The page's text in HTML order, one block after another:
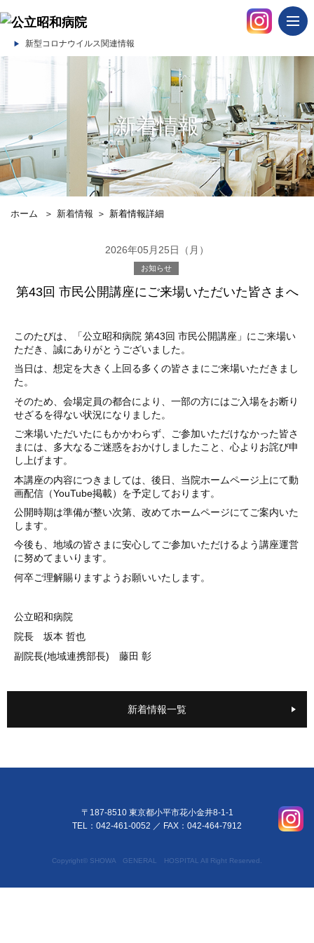
新型コロナウイルス関連情報
新着情報
ホーム ＞ 新着情報 ＞ 新着情報詳細
2026年05月25日（月）
お知らせ
第43回 市民公開講座にご来場いただいた皆さまへ
このたびは、「公立昭和病院 第43回 市民公開講座」にご来場い
ただき、誠にありがとうございました。
当日は、想定を大きく上回る多くの皆さまにご来場いただきまし
た。
そのため、会場定員の都合により、一部の方にはご入場をお断り
せざるを得ない状況になりました。
ご来場いただいたにもかかわらず、ご参加いただけなかった皆さ
まには、多大なるご迷惑をおかけしましたこと、心よりお詫び申
し上げます。
本講座の内容につきましては、後日、当院ホームページ上にて動
画配信（YouTube掲載）を予定しております。
公開時期は準備が整い次第、改めてホームページにてご案内いた
します。
今後も、地域の皆さまに安心してご参加いただけるよう講座運営
に努めてまいります。
何卒ご理解賜りますようお願いいたします。
公立昭和病院
院長 坂本 哲也
副院長(地域連携部長) 藤田 彰
新着情報一覧
〒187-8510 東京都小平市花小金井8-1-1
TEL：042-461-0052 ／ FAX：042-464-7912
Copyright© SHOWA GENERAL HOSPITAL All Right Reserved.